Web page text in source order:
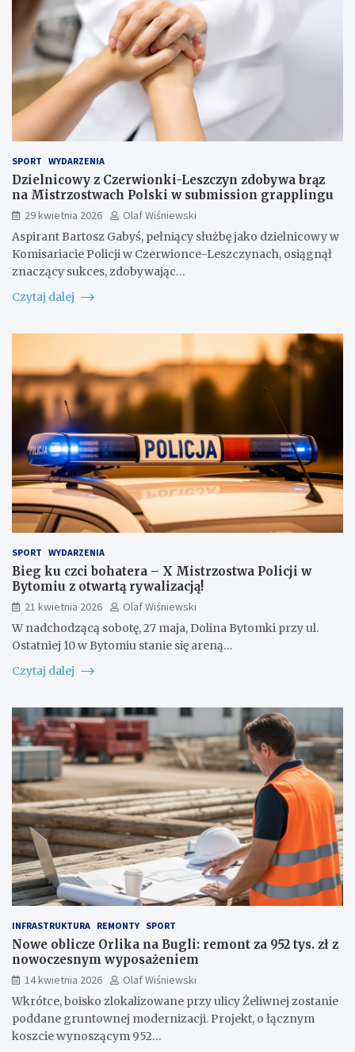
SPORT WYDARZENIA
Dzielnicowy z Czerwionki-Leszczyn zdobywa brąz
na Mistrzostwach Polski w submission grapplingu
29 kwietnia 2026
Olaf Wiśniewski
Aspirant Bartosz Gabyś, pełniący służbę jako dzielnicowy w
Komisariacie Policji w Czerwionce-Leszczynach, osiągnął
znaczący sukces, zdobywając…
Czytaj dalej
SPORT WYDARZENIA
Bieg ku czci bohatera – X Mistrzostwa Policji w
Bytomiu z otwartą rywalizacją!
21 kwietnia 2026
Olaf Wiśniewski
W nadchodzącą sobotę, 27 maja, Dolina Bytomki przy ul.
Ostatniej 10 w Bytomiu stanie się areną…
Czytaj dalej
INFRASTRUKTURA REMONTY SPORT
Nowe oblicze Orlika na Bugli: remont za 952 tys. zł z
nowoczesnym wyposażeniem
14 kwietnia 2026
Olaf Wiśniewski
Wkrótce, boisko zlokalizowane przy ulicy Żeliwnej zostanie
poddane gruntownej modernizacji. Projekt, o łącznym
koszcie wynoszącym 952…